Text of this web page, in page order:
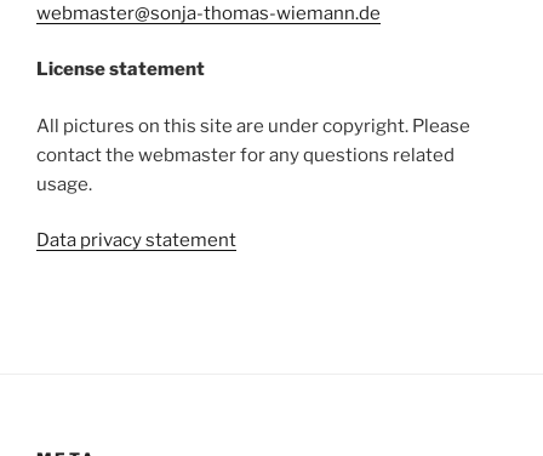
webmaster@sonja-thomas-wiemann.de
License statement
All pictures on this site are under copyright. Please
contact the webmaster for any questions related
usage.
Data privacy statement